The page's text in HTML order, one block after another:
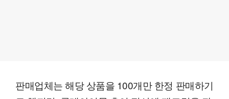
판매업체는 해당 상품을 100개만 한정 판매하기